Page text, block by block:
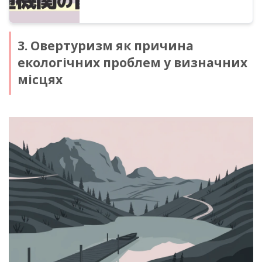
3. Овертуризм як причина
екологічних проблем у визначних
місцях